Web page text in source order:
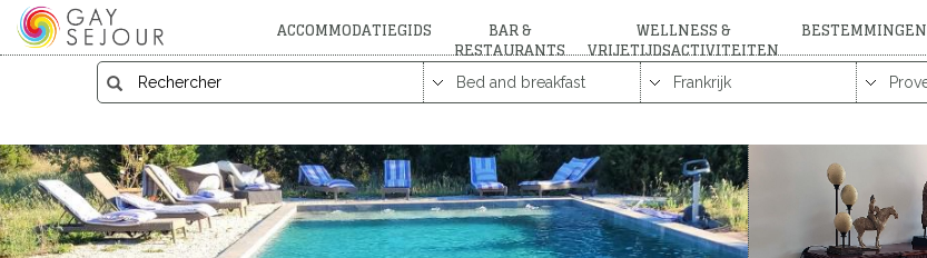
ACCOMMODATIEGIDS BAR &
RESTAURANTS
WELLNESS &
VRIJETIJDSACTIVITEITEN
BESTEMMINGEN